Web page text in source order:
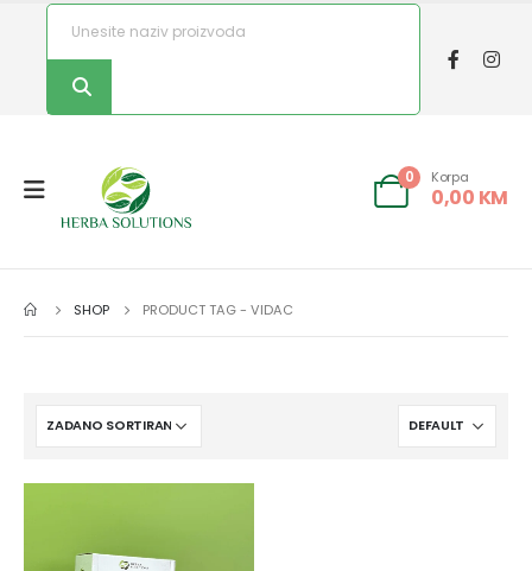
0 Korpa
0,00 KM
SHOP PRODUCT TAG - VIDAC